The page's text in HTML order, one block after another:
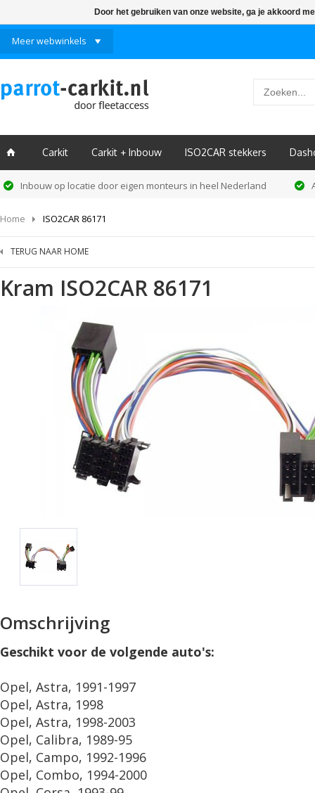
Meer webwinkels
ï Carkit Carkit + Inbouw ISO2CAR stekkers
Inbouw op locatie door eigen monteurs in heel Nederland
Home ISO2CAR 86171
TERUG NAAR HOME
Kram ISO2CAR 86171
Omschrijving
Geschikt voor de volgende auto's:
Opel, Astra, 1991-1997
Opel, Astra, 1998
Opel, Astra, 1998-2003
Opel, Calibra, 1989-95
Opel, Campo, 1992-1996
Opel, Combo, 1994-2000
Door het gebruiken van onze website, ga je akkoord